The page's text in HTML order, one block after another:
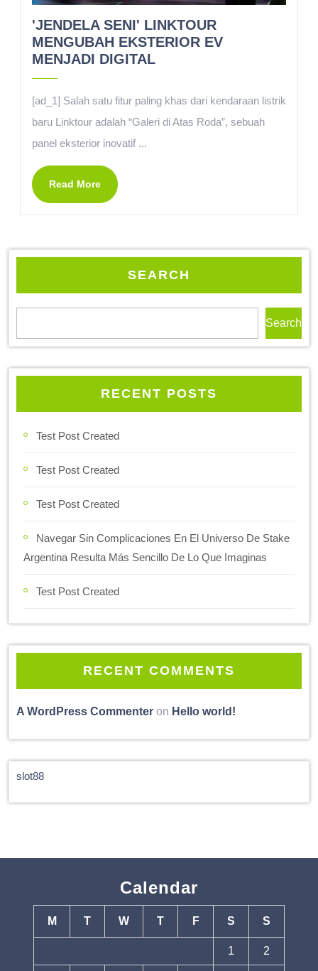
'JENDELA SENI' LINKTOUR
MENGUBAH EKSTERIOR EV
MENJADI DIGITAL
[ad_1] Salah satu fitur paling khas dari kendaraan listrik
baru Linktour adalah “Galeri di Atas Roda”, sebuah
panel eksterior inovatif ...
Read More
SEARCH
Search
RECENT POSTS
Test Post Created
Test Post Created
Test Post Created
Navegar Sin Complicaciones En El Universo De Stake
Argentina Resulta Más Sencillo De Lo Que Imaginas
Test Post Created
RECENT COMMENTS
A WordPress Commenter on Hello world!
slot88
Calendar
M T W T F S S
1 2